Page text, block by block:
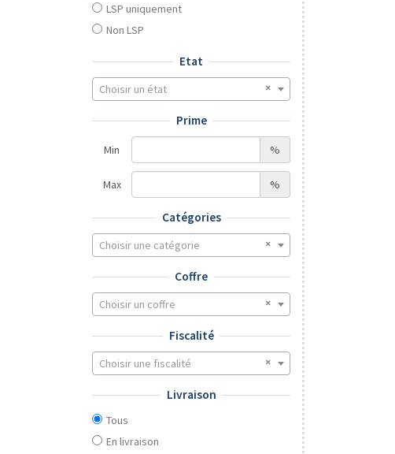
LSP uniquement
Non LSP
Etat
Choisir un état
Prime
Min %
Max %
Catégories
Choisir une catégorie
Coffre
Choisir un coffre
Fiscalité
Choisir une fiscalité
Livraison
Tous
En livraison